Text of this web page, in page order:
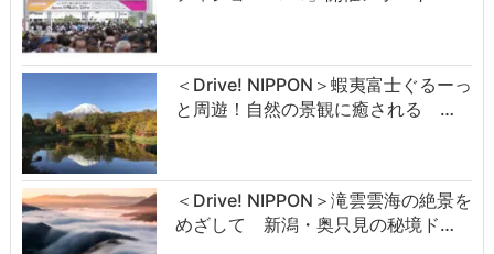
＜Drive! NIPPON＞蝦夷富士ぐるーっ
と周遊！自然の景観に癒される …
＜Drive! NIPPON＞滝雲雲海の絶景を
めざして 新潟・奥只見の秘境ド…